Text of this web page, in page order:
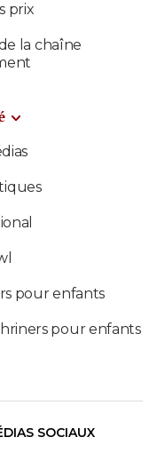
prix
la chaîne
pour enfants
pour enfants
SOCIAUX